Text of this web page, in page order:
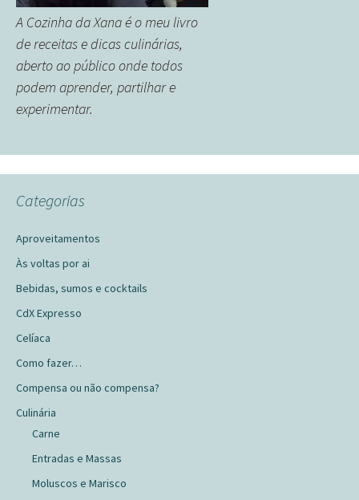
A Cozinha da Xana é o meu livro
de receitas e dicas culinárias,
aberto ao público onde todos
podem aprender, partilhar e
experimentar.
Categorias
Aproveitamentos
Às voltas por ai
Bebidas, sumos e cocktails
CdX Expresso
Celíaca
Como fazer…
Compensa ou não compensa?
Culinária
Carne
Entradas e Massas
Moluscos e Marisco